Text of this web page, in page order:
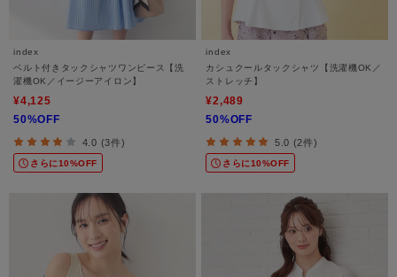
index
ベルト付きタックシャツワンピース【洗
濯機OK／イージーアイロン】
¥4,125
50%OFF
4.0 (3件)
さらに10%OFF
index
カシュクールタックシャツ【洗濯機OK／
ストレッチ】
¥2,489
50%OFF
5.0 (2件)
さらに10%OFF